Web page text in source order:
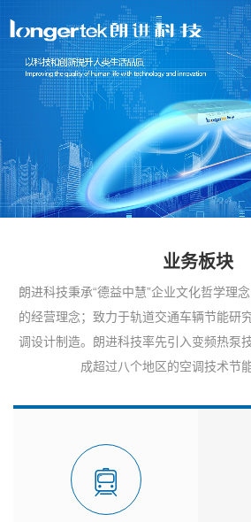
业务板块
朗进科技秉承“德益中慧”企业文化哲学理
的经营理念；致力于轨道交通车辆节能研
调设计制造。朗进科技率先引入变频热泵
成超过八个地区的空调技术节